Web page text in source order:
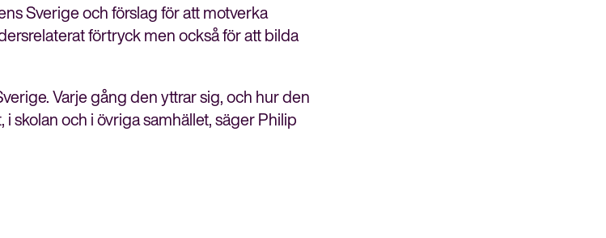
Sverige och förslag för att motverka
förtryck men också för att bilda
Varje gång den yttrar sig, och hur den
skolan och i övriga samhället, säger Philip